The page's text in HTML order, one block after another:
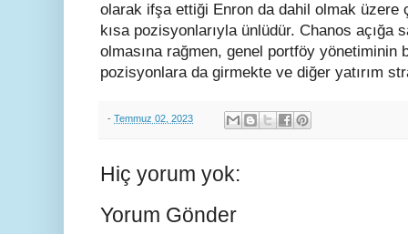
olarak ifşa ettiği Enron da dahil olmak üzere
kısa pozisyonlarıyla ünlüdür. Chanos açığa
olmasına rağmen, genel portföy yönetiminin
pozisyonlara da girmekte ve diğer yatırım
- Temmuz 02, 2023
Hiç yorum yok:
Yorum Gönder